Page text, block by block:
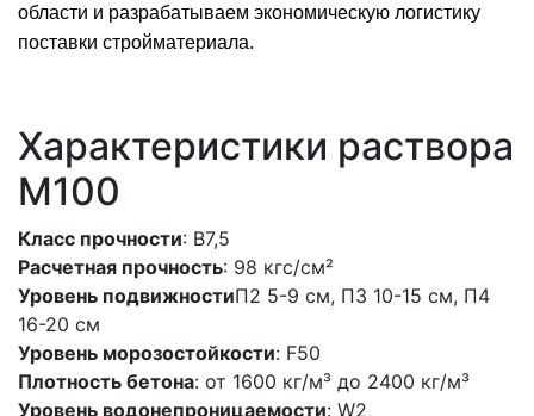
области и разрабатываем экономическую логистику
поставки стройматериала.
Характеристики раствора
M100
Класс прочности: В7,5
Расчетная прочность: 98 кгс/см²
Уровень подвижностиП2 5-9 см, П3 10-15 см, П4
16-20 см
Уровень морозостойкости: F50
Плотность бетона: от 1600 кг/м³ до 2400 кг/м³
Уровень водонепроницаемости: W2